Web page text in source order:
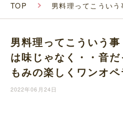
TOP 男料理ってこうい
ワンオペライフ
男料理ってこういう
は味じゃなく・・音
もみの楽しくワンオペ
2022年06月24日